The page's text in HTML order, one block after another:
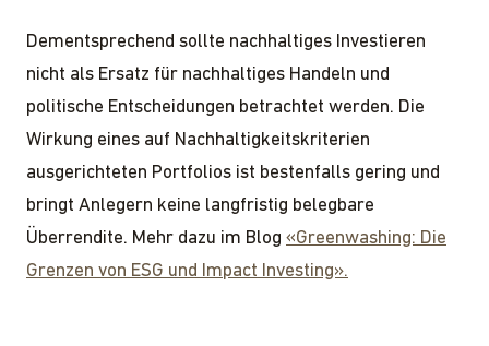
Dementsprechend sollte nachhaltiges Investieren
nicht als Ersatz für nachhaltiges Handeln und
politische Entscheidungen betrachtet werden. Die
Wirkung eines auf Nachhaltigkeitskriterien
ausgerichteten Portfolios ist bestenfalls gering und
bringt Anlegern keine langfristig belegbare
Überrendite. Mehr dazu im Blog «Greenwashing: Die
Grenzen von ESG und Impact Investing».